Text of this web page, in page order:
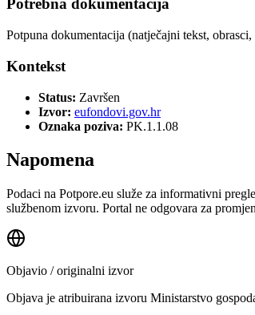
Potrebna dokumentacija
Potpuna dokumentacija (natječajni tekst,
Kontekst
Status: Završen
Izvor: eufondovi.gov.hr
Oznaka poziva: PK.1.1.08
Napomena
Podaci na Potpore.eu služe za informativni
službenom izvoru. Portal ne odgovara za
Objavio / originalni izvor
Objava je atribuirana izvoru Ministarstvo